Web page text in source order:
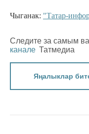
Чыганак: "Татар-
Следите за самым
канале Татмедиа
Яңалыклар